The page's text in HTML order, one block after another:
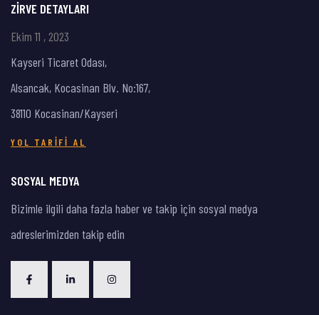
ZIRVE DETAYLARI
Ekim 11 , 2023
Kayseri Ticaret Odası,
Alsancak, Kocasinan Blv. No:167,
38110 Kocasinan/Kayseri
YOL TARIFI AL
SOSYAL MEDYA
Bizimle ilgili daha fazla haber ve takip için sosyal medya
adreslerimizden takip edin